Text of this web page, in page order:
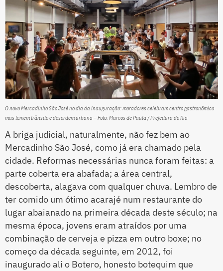
O novo Mercadinho São José no dia da inauguração: moradores celebram centro gastronômico
mas temem trânsito e desordem urbana – Foto: Marcos de Paula / Prefeitura do Rio
A briga judicial, naturalmente, não fez bem ao
Mercadinho São José, como já era chamado pela
cidade. Reformas necessárias nunca foram feitas: a
parte coberta era abafada; a área central,
descoberta, alagava com qualquer chuva. Lembro de
ter comido um ótimo acarajé num restaurante do
lugar abaianado na primeira década deste século; na
mesma época, jovens eram atraídos por uma
combinação de cerveja e pizza em outro boxe; no
começo da década seguinte, em 2012, foi
inaugurado ali o Botero, honesto botequim que